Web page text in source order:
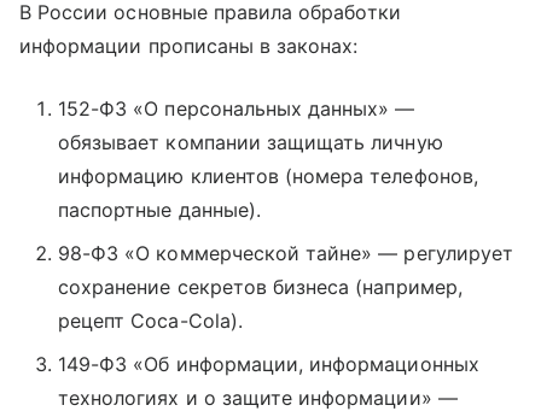
В России основные правила обработки
информации прописаны в законах:
152-ФЗ «О персональных данных» —
обязывает компании защищать личную
информацию клиентов (номера телефонов,
паспортные данные).
98-ФЗ «О коммерческой тайне» — регулирует
сохранение секретов бизнеса (например,
рецепт Coca-Cola).
149-ФЗ «Об информации, информационных
технологиях и о защите информации» —